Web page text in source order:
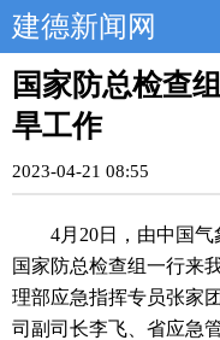
建德新闻网
国家防总检查
旱工作
2023-04-21 08:55
4月20日，由中国
国家防总检查组一行来
理部应急指挥专员张家
司副司长李飞、省应急